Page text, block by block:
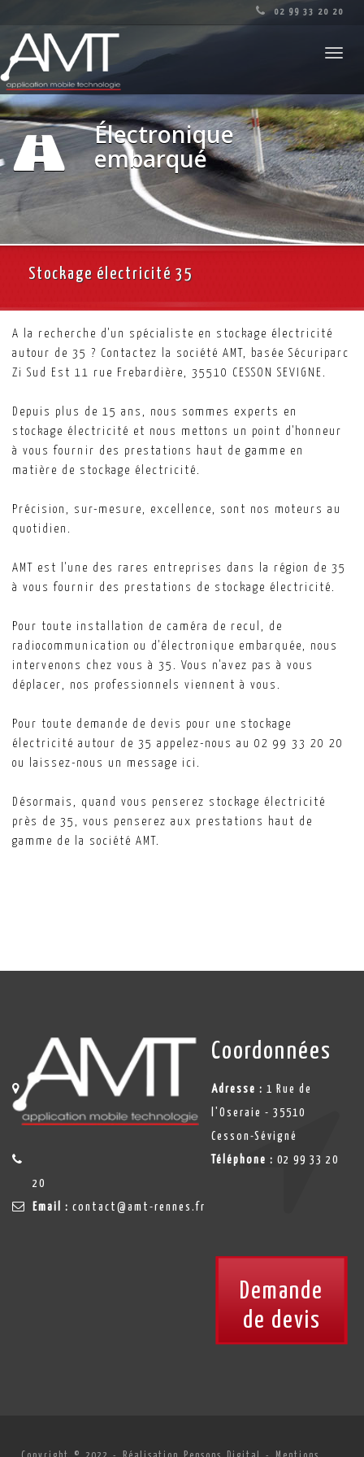
02 99 33 20 20
Électronique
embarqué
Stockage électricité 35
A la recherche d'un spécialiste en stockage électricité
autour de 35 ? Contactez la société AMT, basée Sécuriparc
Zi Sud Est 11 rue Frebardière, 35510 CESSON SEVIGNE.
Depuis plus de 15 ans, nous sommes experts en
stockage électricité et nous mettons un point d'honneur
à vous fournir des prestations haut de gamme en
matière de stockage électricité.
Précision, sur-mesure, excellence, sont nos moteurs au
quotidien.
AMT est l'une des rares entreprises dans la région de 35
à vous fournir des prestations de stockage électricité.
Pour toute installation de caméra de recul, de
radiocommunication ou d'électronique embarquée, nous
intervenons chez vous à 35. Vous n'avez pas à vous
déplacer, nos professionnels viennent à vous.
Pour toute demande de devis pour une stockage
électricité autour de 35 appelez-nous au 02 99 33 20 20
ou laissez-nous un message ici.
Désormais, quand vous penserez stockage électricité
près de 35, vous penserez aux prestations haut de
gamme de la société AMT.
Coordonnées
Adresse : 1 Rue de
l'Oseraie - 35510
Cesson-Sévigné
Téléphone : 02 99 33 20
20
Email : contact@amt-rennes.fr
Demande
de devis